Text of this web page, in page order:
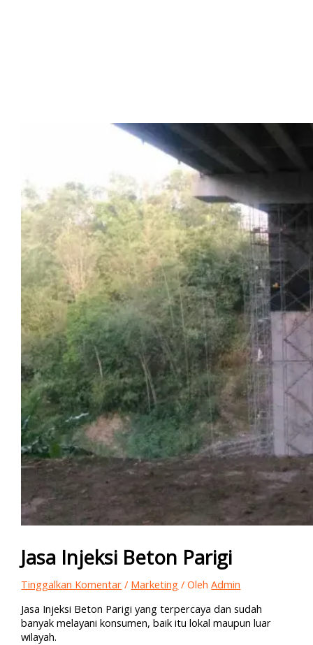
Jasa Injeksi Beton Parigi
Tinggalkan Komentar / Marketing / OlehAdmin
Jasa Injeksi Beton Parigi yang terpercaya dan sudah
banyak melayani konsumen, baik itu lokal maupun luar
wilayah.